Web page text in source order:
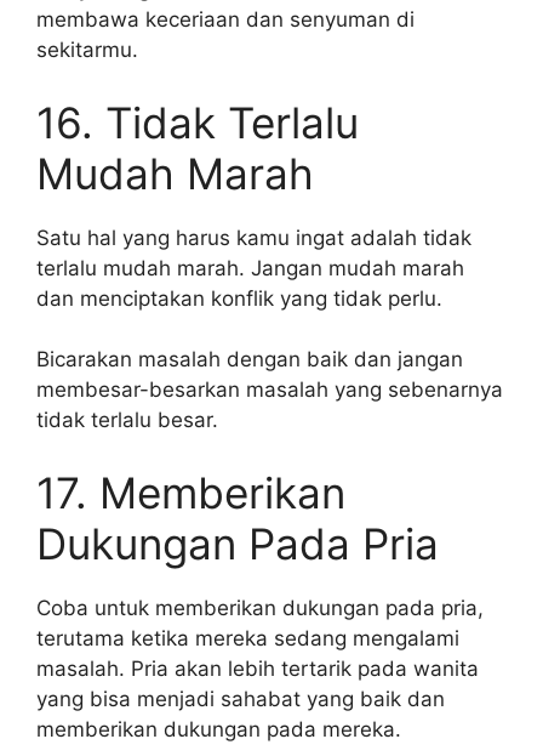
membawa keceriaan dan senyuman di
sekitarmu.
16. Tidak Terlalu
Mudah Marah
Satu hal yang harus kamu ingat adalah tidak
terlalu mudah marah. Jangan mudah marah
dan menciptakan konflik yang tidak perlu.
Bicarakan masalah dengan baik dan jangan
membesar-besarkan masalah yang sebenarnya
tidak terlalu besar.
17. Memberikan
Dukungan Pada Pria
Coba untuk memberikan dukungan pada pria,
terutama ketika mereka sedang mengalami
masalah. Pria akan lebih tertarik pada wanita
yang bisa menjadi sahabat yang baik dan
memberikan dukungan pada mereka.